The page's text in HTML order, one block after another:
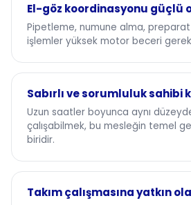
El-göz koordinasyonu güçlü
Pipetleme, numune alma, preparat
işlemler yüksek motor beceri
Sabırlı ve sorumluluk sahibi
Uzun saatler boyunca aynı
çalışabilmek, bu mesleğin temel
biridir.
Takım çalışmasına yatkın